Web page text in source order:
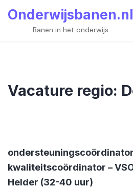
Onderwijsbanen.nl
Banen in het onderwijs
Vacature regio:
kwaliteitscoördinator –
Helder (32-40 uur)